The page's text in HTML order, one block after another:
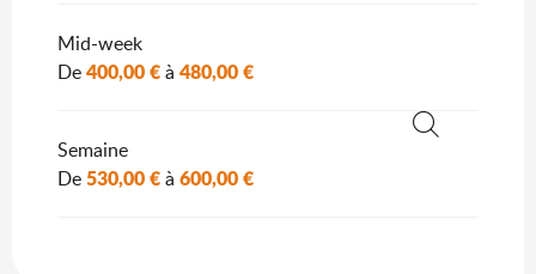
Mid-week
De400,00 €à 480,00 €
Semaine
De530,00 €à 600,00 €